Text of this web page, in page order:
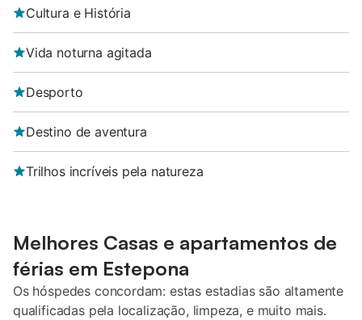
Cultura e História
Vida noturna agitada
Desporto
Destino de aventura
Trilhos incríveis pela natureza
Melhores Casas e apartamentos de
férias em Estepona
Os hóspedes concordam: estas estadias são altamente
qualificadas pela localização, limpeza, e muito mais.